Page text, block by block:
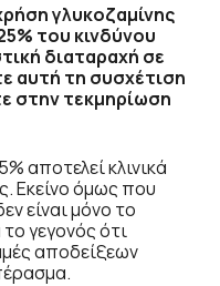
γλυκοζαμίνης
του κινδύνου
διαταραχή σε
αυτή τη συσχέτιση
στην τεκμηρίωση
αποτελεί κλινικά
Εκείνο όμως που
είναι μόνο το
γεγονός ότι
αποδείξεων